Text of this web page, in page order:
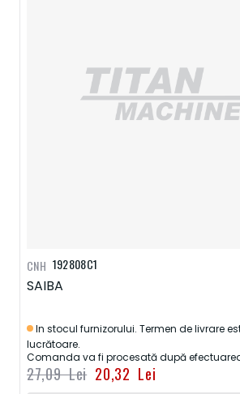
192808C1
SAIBA
In stocul furnizorului. Termen de livrare
lucrătoare.
Comanda va fi procesată după
20,32 Lei
27,09 Lei
CNH